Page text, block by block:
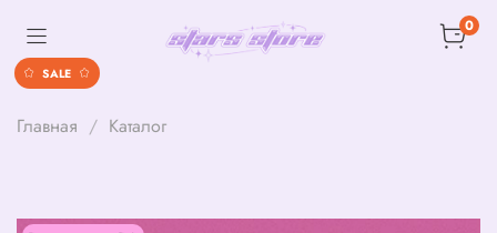
0
Главная Каталог